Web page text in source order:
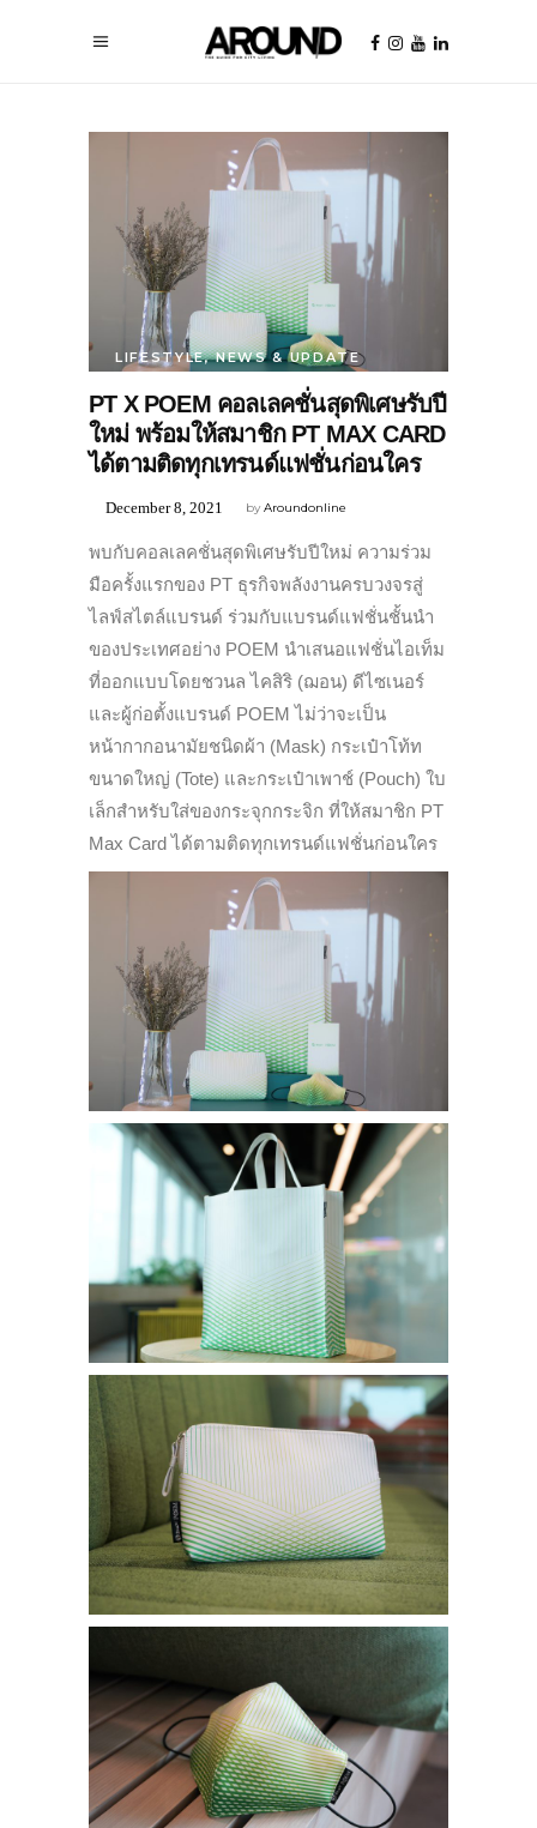
LIFESTYLE,NEWS & UPDATE
PT X POEM คอลเลคชั่นสุดพิเศษรับปี
ใหม่ พร้อมให้สมาชิก PT MAX CARD
ได้ตามติดทุกเทรนด์แฟชั่นก่อนใคร
byAroundonline
December 8, 2021
พบกับคอลเลคชั่นสุดพิเศษรับปีใหม่ ความร่วม
มือครั้งแรกของ PT ธุรกิจพลังงานครบวงจรสู่
ไลฟ์สไตล์แบรนด์ ร่วมกับแบรนด์แฟชั่นชั้นนำ
ของประเทศอย่าง POEM นำเสนอแฟชั่นไอเท็ม
ที่ออกแบบโดยชวนล ไคสิริ (ฌอน) ดีไซเนอร์
และผู้ก่อตั้งแบรนด์ POEM ไม่ว่าจะเป็น
หน้ากากอนามัยชนิดผ้า (Mask) กระเป๋าโท้ท
ขนาดใหญ่ (Tote) และกระเป๋าเพาช์ (Pouch) ใบ
เล็กสำหรับใส่ของกระจุกกระจิก ที่ให้สมาชิก PT
Max Card ได้ตามติดทุกเทรนด์แฟชั่นก่อนใคร